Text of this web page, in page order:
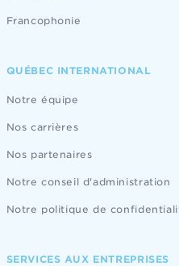
Francophonie
QUÉBEC INTERNATIONAL
Notre équipe
Nos carrières
Nos partenaires
Notre conseil d'administration
Notre politique de
SERVICES AUX ENTREPRISES